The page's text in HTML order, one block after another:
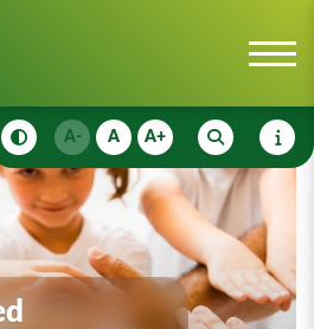
A- A A+